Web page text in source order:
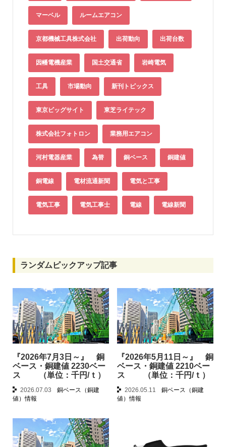
マーベル ルームエアコン
京都機械工具株式会社 出荷動向 出荷台数
因幡電機産業 国土交通省 岩崎電気
工具 市場動向 新刊トピックス
東京ビッグサイト 東芝ライテック
株式会社フォトロン 業務用エアコン
河村電器産業 為替 銅ベース 銅建値
銅電線 電材流通新聞 電気と工事
電気工事 電気工事士 電線 電線新聞
ランダムピックアップ記事
『2026年7月3日～』 銅
ベース・銅建値 2230ベー
ス （単位：千円/ｔ）
2026.07.03
銅ベース（銅建
値）情報
『2026年5月11日～』 銅
ベース・銅建値 2210ベー
ス （単位：千円/ｔ）
2026.05.11
銅ベース（銅建
値）情報